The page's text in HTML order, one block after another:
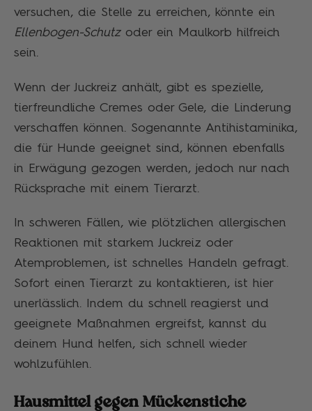
versuchen, die Stelle zu erreichen, könnte ein
Ellenbogen-Schutzoder ein Maulkorb hilfreich
sein.
Wenn der Juckreiz anhält, gibt es spezielle,
tierfreundliche Cremes oder Gele, die Linderung
verschaffen können. Sogenannte Antihistaminika,
die für Hunde geeignet sind, können ebenfalls
in Erwägung gezogen werden, jedoch nur nach
Rücksprache mit einem Tierarzt.
In schweren Fällen, wie plötzlichen allergischen
Reaktionen mit starkem Juckreiz oder
Atemproblemen, ist schnelles Handeln gefragt.
Sofort einen Tierarzt zu kontaktieren, ist hier
unerlässlich. Indem du schnell reagierst und
geeignete Maßnahmen ergreifst, kannst du
deinem Hund helfen, sich schnell wieder
wohlzufühlen.
Hausmittel gegen Mückenstiche